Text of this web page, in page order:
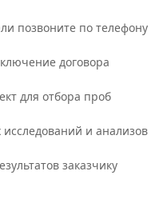
позвоните по телефону
договора
для отбора проб
и анализов
заказчику